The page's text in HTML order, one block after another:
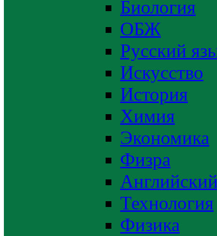
Биология
ОБЖ
Русский
Искусство
История
Химия
Экономика
Физра
Технология
Физика